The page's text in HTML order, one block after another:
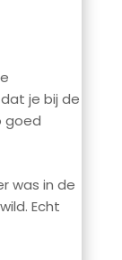
je bij de
goed
was in de
Echt